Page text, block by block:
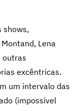
shows,
Montand, Lena
outras
excêntricas.
um intervalo das
(impossível